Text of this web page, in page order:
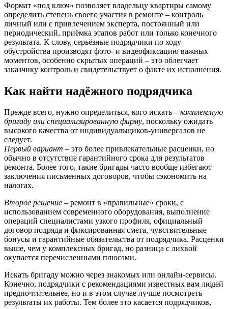
Формат «под ключ» позволяет владельцу квартиры самому
определить степень своего участия в ремонте – контроль
личный или с привлечением эксперта, постоянный или
периодический, приёмка этапов работ или только конечного
результата. К слову, серьёзные подрядчики по ходу
обустройства производят фото- и видеофиксацию важных
моментов, особенно скрытых операций – это облегчает
заказчику контроль и свидетельствует о факте их исполнения.
Как найти надёжного подрядчика
Прежде всего, нужно определиться, кого искать – комплексную
бригаду или специализированную фирму, поскольку ожидать
высокого качества от индивидуальщиков-универсалов не
следует.
Первый вариант – это более привлекательные расценки, но
обычно в отсутствие гарантийного срока для результатов
ремонта. Более того, такие бригады часто вообще избегают
заключения письменных договоров, чтобы сэкономить на
налогах.
Второе решение – ремонт в «правильные» сроки, с
использованием современного оборудования, выполнение
операций специалистами узкого профиля, официальный
договор подряда и фиксированная смета, чувствительные
бонусы и гарантийные обязательства от подрядчика. Расценки
выше, чем у комплексных бригад, но разница с лихвой
окупается перечисленными плюсами.
Искать бригаду можно через знакомых или онлайн-сервисы.
Конечно, подрядчики с рекомендациями известных вам людей
предпочтительнее, но и в этом случае лучше посмотреть
результаты их работы. Тем более это касается подрядчиков,